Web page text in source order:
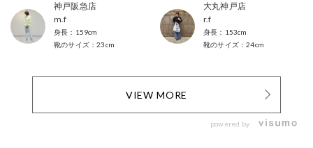
神戸阪急店
m.f
159cm
23cm
大丸神戸店
r.f
153cm
24cm
VIEW MORE
powered by